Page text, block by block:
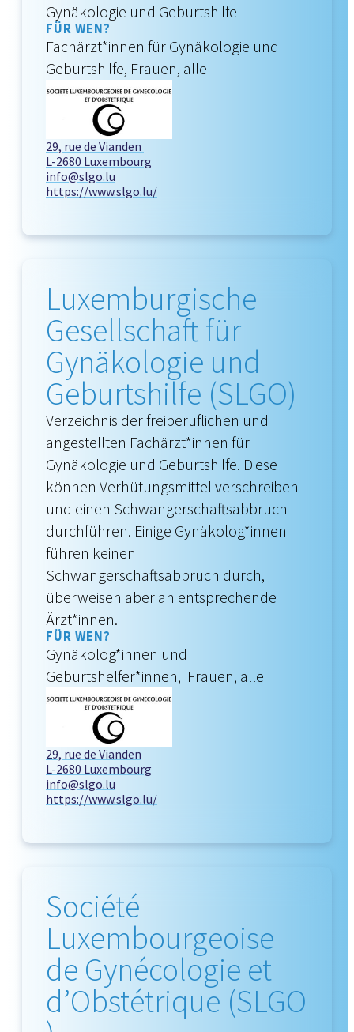
Gynäkologie und Geburtshilfe
FÜR WEN?
Fachärzt*innen für Gynäkologie und
Geburtshilfe, Frauen, alle
29, rue de Vianden
L-2680 Luxembourg
info@slgo.lu
https://www.slgo.lu/
Luxemburgische
Gesellschaft für
Gynäkologie und
Geburtshilfe (SLGO)
Verzeichnis der freiberuflichen und
angestellten Fachärzt*innen für
Gynäkologie und Geburtshilfe. Diese
können Verhütungsmittel verschreiben
und einen Schwangerschaftsabbruch
durchführen. Einige Gynäkolog*innen
führen keinen
Schwangerschaftsabbruch durch,
überweisen aber an entsprechende
Ärzt*innen.
FÜR WEN?
Gynäkolog*innen und
Geburtshelfer*innen, Frauen, alle
29, rue de Vianden
L-2680 Luxembourg
info@slgo.lu
https://www.slgo.lu/
Société
Luxembourgeoise
de Gynécologie et
d’Obstétrique (SLGO